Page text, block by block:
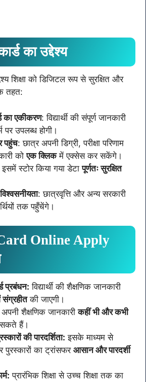
का उद्देश्य
शिक्षा को डिजिटल रूप से सुरक्षित और
तहत:
का एकीकरण: विद्यार्थी की संपूर्ण जानकारी
पर उपलब्ध होगी।
पहुंच: छात्र अपनी डिग्री, परीक्षा परिणाम
कोएक क्लिकमें एक्सेस कर सकेंगे।
स्टोर किया गया डेटापूर्णतः सुरक्षित
: छात्रवृत्ति और अन्य सरकारी
तक पहुँचेंगे।
Online Apply
प्रबंधन: विद्यार्थी की शैक्षणिक जानकारी
की जाएगी।
शैक्षणिक जानकारीकहीं भी और कभी
हैं।
की पारदर्शिता: इसके माध्यम से
पुरस्कारों का ट्रांसफर आसान और पारदर्शी
प्रारंभिक शिक्षा से उच्च शिक्षा तक का